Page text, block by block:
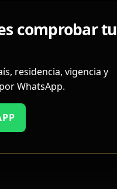
comprobar tu
residencia, vigencia y
WhatsApp.